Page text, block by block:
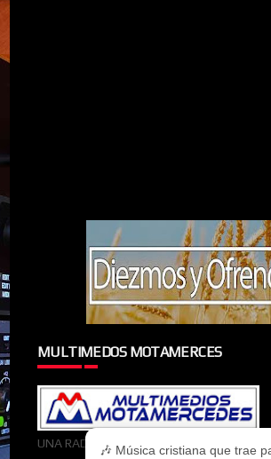
🎶 Música cristiana que trae
MULTIMEDOS MOTAMERCES
UNA RADIOMIEMBRO DE MULTIMEDOS